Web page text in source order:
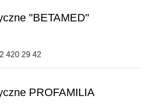
"BETAMED"
420 29 42
PROFAMILIA